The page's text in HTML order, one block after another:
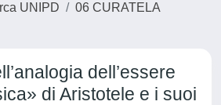
UNIPD
06 CURATELA
dell’essere
di Aristotele e i suoi